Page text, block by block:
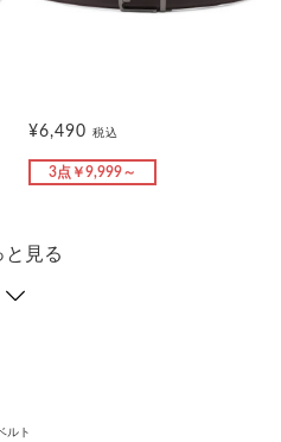
¥6,490 税込
3点￥9,999～
と見る
ルト